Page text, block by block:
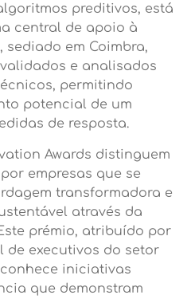
preditivos, está
central de apoio à
sediado em Coimbra,
e analisados
permitindo
potencial de um
de resposta.
Awards distinguem
empresas que se
transformadora e
através da
prémio, atribuído por
executivos do setor
iniciativas
que demonstram